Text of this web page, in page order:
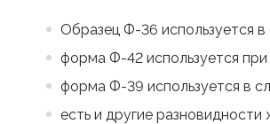
Образец Ф-36 используется в
форма Ф-42 используется
форма Ф-39 используется в
есть и другие разновидности